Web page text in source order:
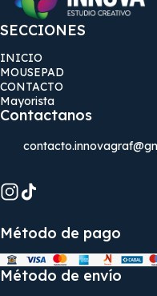
SECCIONES
INICIO
MOUSEPAD
CONTACTO
Mayorista
Contactanos
Método de pago
Método de envío